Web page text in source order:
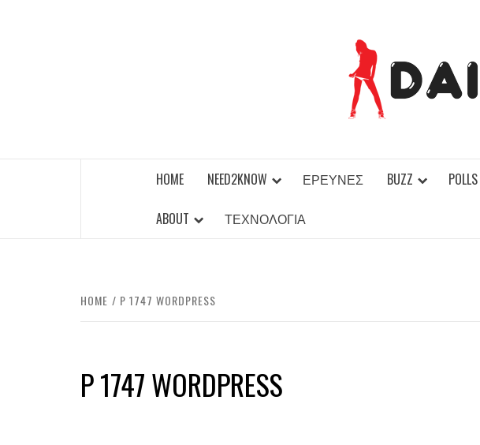
HOME NEED2KNOW ΈΡΕΥΝΕΣ BUZZ POLLS
ABOUT ΤΕΧΝΟΛΟΓΊΑ
HOME P 1747 WORDPRESS
P 1747 WORDPRESS